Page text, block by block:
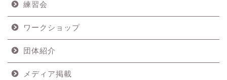
練習会
ワークショップ
団体紹介
メディア掲載